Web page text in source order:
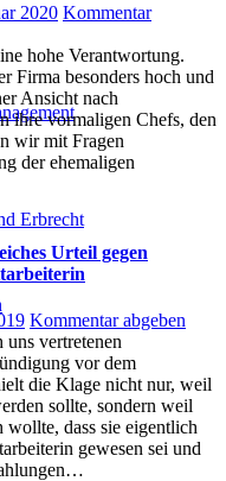
Erbrecht
2020 Kommentar
hohe Verantwortung.
Firma besonders hoch und
Ansicht nach
ihre vormaligen Chefs, den
wir mit Fragen
der ehemaligen
Urteil gegen
Kommentar abgeben
vertretenen
vor dem
die Klage nicht nur, weil
sollte, sondern weil
dass sie eigentlich
gewesen sei und